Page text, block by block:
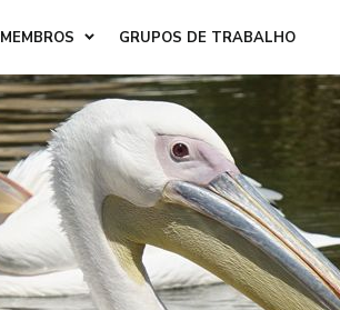
MEMBROS GRUPOS DE TRABALHO